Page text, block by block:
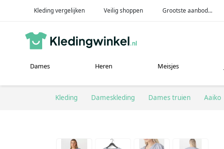
Kleding vergelijken Veilig shoppen Grootste aanbod...
Dames Heren Meisjes
Kleding Dameskleding Dames truien Aaiko